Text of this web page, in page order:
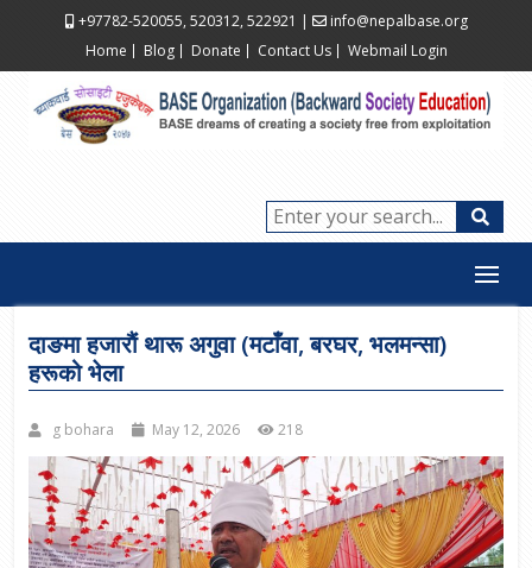
+97782-520055, 520312, 522921 |
info@nepalbase.org
Home
Blog Donate Contact Us Webmail Login
दाङमा हजाराैं थारू अगुवा (मटाँवा, बरघर, भलमन्सा)
हरूको भेला
g bohara May 12, 2026 218